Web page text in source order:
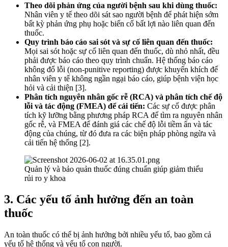
Theo dõi phản ứng của người bệnh sau khi dùng thuốc:
Nhân viên y tế theo dõi sát sao người bệnh để phát hiện sớm
bất kỳ phản ứng phụ hoặc biến cố bất lợi nào liên quan đến
thuốc.
Quy trình báo cáo sai sót và sự cố liên quan đến thuốc:
Mọi sai sót hoặc sự cố liên quan đến thuốc, dù nhỏ nhất, đều
phải được báo cáo theo quy trình chuẩn. Hệ thống báo cáo
không đổ lỗi (non-punitive reporting) được khuyến khích để
nhân viên y tế không ngần ngại báo cáo, giúp bệnh viện học
hỏi và cải thiện [3].
Phân tích nguyên nhân gốc rễ (RCA) và phân tích chế độ
lỗi và tác động (FMEA) để cải tiến: Các sự cố được phân
tích kỹ lưỡng bằng phương pháp RCA để tìm ra nguyên nhân
gốc rễ, và FMEA để đánh giá các chế độ lỗi tiềm ẩn và tác
động của chúng, từ đó đưa ra các biện pháp phòng ngừa và
cải tiến hệ thống [2].
Quản lý và bảo quản thuốc đúng chuẩn giúp giảm thiểu
rủi ro y khoa
3. Các yếu tố ảnh hưởng đến an toàn
thuốc
An toàn thuốc có thể bị ảnh hưởng bởi nhiều yếu tố, bao gồm cả
yếu tố hệ thống và yếu tố con người.